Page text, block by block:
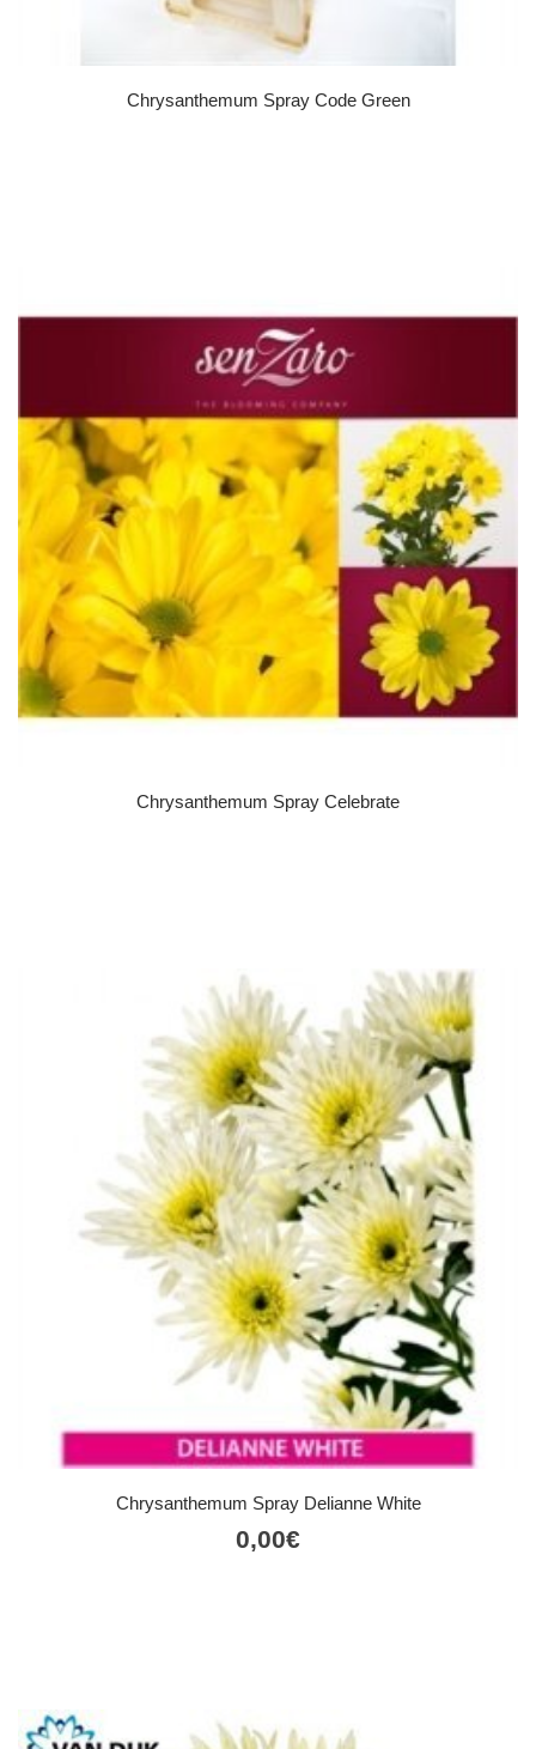
Chrysanthemum Spray Code Green
Chrysanthemum Spray Celebrate
Chrysanthemum Spray Delianne White
0,00€